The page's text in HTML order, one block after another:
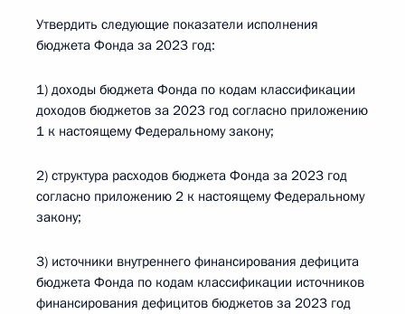
Утвердить следующие показатели исполнения
бюджета Фонда за 2023 год:
1) доходы бюджета Фонда по кодам классификации
доходов бюджетов за 2023 год согласно приложению
1 к настоящему Федеральному закону;
2) структура расходов бюджета Фонда за 2023 год
согласно приложению 2 к настоящему Федеральному
закону;
3) источники внутреннего финансирования дефицита
бюджета Фонда по кодам классификации источников
финансирования дефицитов бюджетов за 2023 год